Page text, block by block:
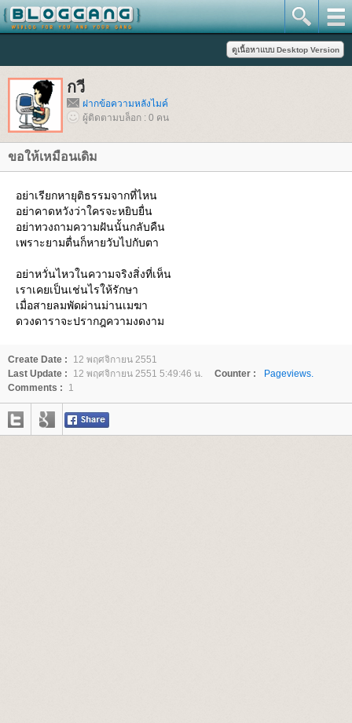
กวี
ฝากข้อความหลังไมค์
ผู้ติดตามบล็อก : 0 คน
ขอให้เหมือนเดิม
อย่าเรียกหายุติธรรมจากที่ไหน
อย่าคาดหวังว่าใครจะหยิบยื่น
อย่าทวงถามความฝันนั้นกลับคืน
เพราะยามตื่นก็หายวับไปกับตา
อย่าหวั่นไหวในความจริงสิ่งที่เห็น
เราเคยเป็นเช่นไรให้รักษา
เมื่อสายลมพัดผ่านม่านเมฆา
ดวงดาราจะปรากฎความงดงาม
Create Date :
12 พฤศจิกายน 2551
Last Update :
12 พฤศจิกายน 2551 5:49:46 น. Counter :
Pageviews.
Comments :
1